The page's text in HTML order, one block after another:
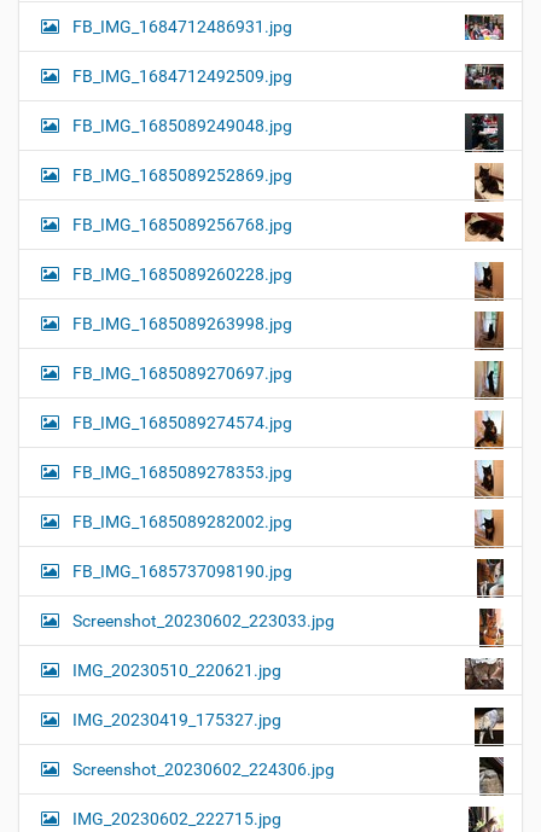
FB_IMG_1684712486931.jpg
FB_IMG_1684712492509.jpg
FB_IMG_1685089249048.jpg
FB_IMG_1685089252869.jpg
FB_IMG_1685089256768.jpg
FB_IMG_1685089260228.jpg
FB_IMG_1685089263998.jpg
FB_IMG_1685089270697.jpg
FB_IMG_1685089274574.jpg
FB_IMG_1685089278353.jpg
FB_IMG_1685089282002.jpg
FB_IMG_1685737098190.jpg
Screenshot_20230602_223033.jpg
IMG_20230510_220621.jpg
IMG_20230419_175327.jpg
Screenshot_20230602_224306.jpg
IMG_20230602_222715.jpg